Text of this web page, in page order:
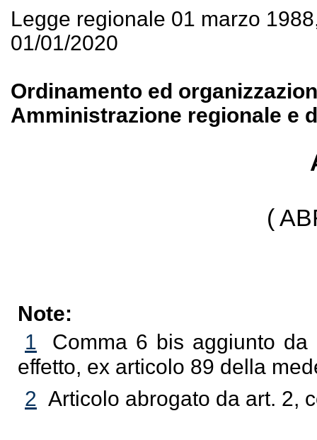
Legge regionale 01 marzo
01/01/2020
Ordinamento ed
Amministrazione regionale e
(
Note:
1
Comma 6 bis aggiunto
effetto, ex articolo 89 della
2 Articolo abrogato da art. 2,